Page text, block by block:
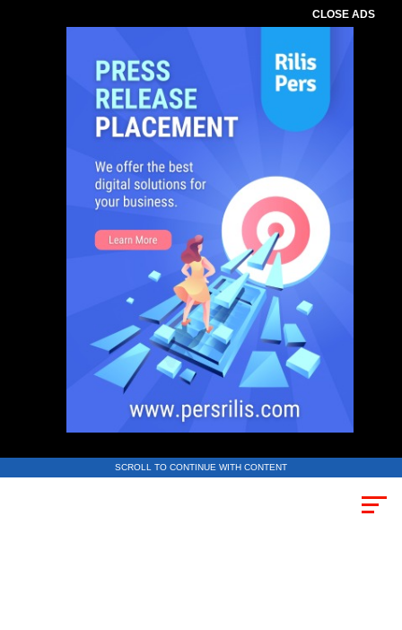
CLOSE ADS
SCROLL TO CONTINUE WITH CONTENT